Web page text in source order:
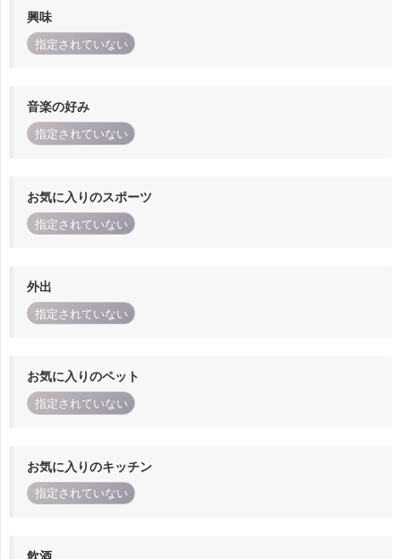
興味
指定されていない
音楽の好み
指定されていない
お気に入りのスポーツ
指定されていない
外出
指定されていない
お気に入りのペット
指定されていない
お気に入りのキッチン
指定されていない
飲酒